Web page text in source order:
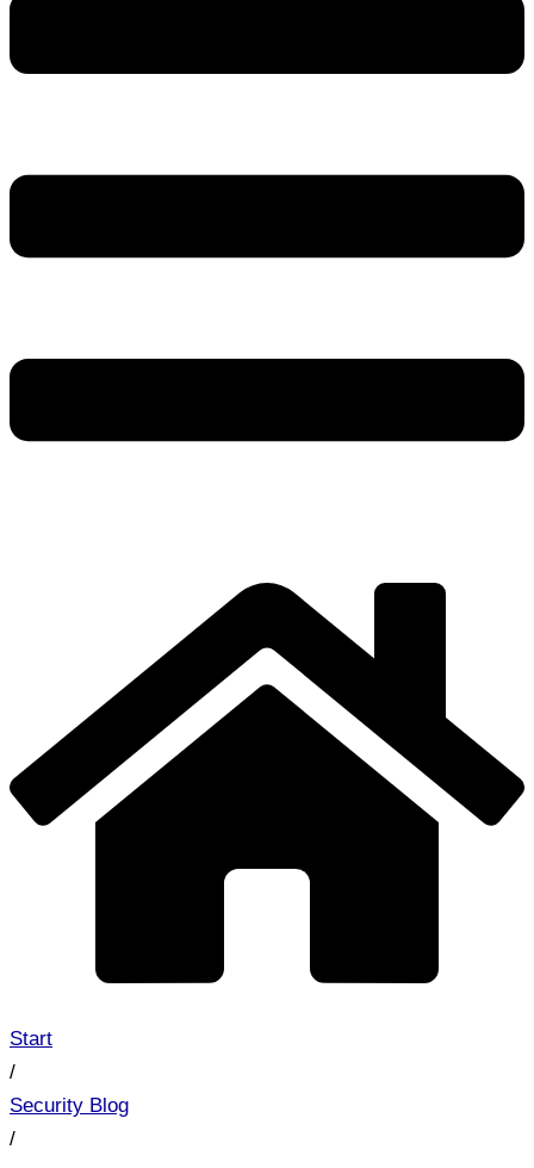
Start
/
Security Blog
/